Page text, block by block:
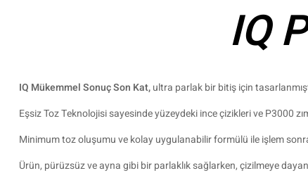
IQ
IQ Mükemmel Sonuç Son Kat,ultra parlak bir bitiş için
Eşsiz Toz Teknolojisi sayesinde yüzeydeki ince çizikleri ve P3000
Minimum toz oluşumu ve kolay uygulanabilir formülü ile işlem
Ürün, pürüzsüz ve ayna gibi bir parlaklık sağlarken, çizilmeye